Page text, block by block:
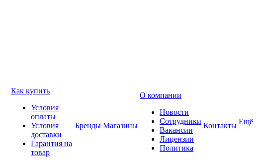
Как купить
Условия
оплаты
Условия
доставки
Гарантия на
товар
Бренды Магазины
О компании
Новости
Сотрудники
Вакансии
Лицензии
Политика
Контакты Ещё